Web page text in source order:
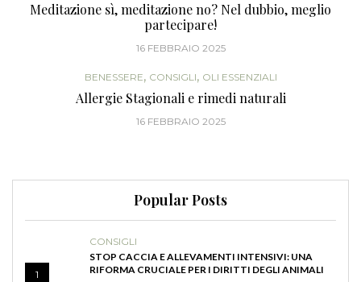
Meditazione sì, meditazione no? Nel dubbio, meglio
partecipare!
16 FEBBRAIO 2025
BENESSERE, CONSIGLI, OLI ESSENZIALI
Allergie Stagionali e rimedi naturali
16 FEBBRAIO 2025
Popular Posts
1
CONSIGLI
STOP CACCIA E ALLEVAMENTI INTENSIVI: UNA
RIFORMA CRUCIALE PER I DIRITTI DEGLI ANIMALI